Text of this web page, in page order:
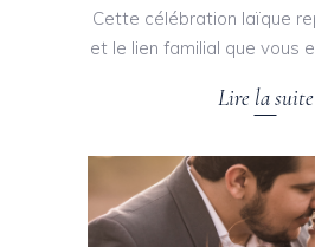
Cette célébration laïque
et le lien familial que vous
Lire la suite